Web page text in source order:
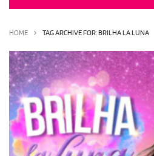
OLHA ISSO!
HOME TAG ARCHIVE FOR: BRILHA LA LUNA